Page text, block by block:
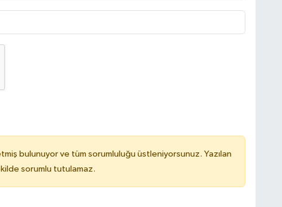
bulunuyor ve tüm sorumluluğu üstleniyorsunuz. Yazılan
sorumlu tutulamaz.